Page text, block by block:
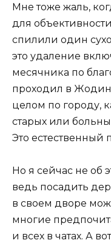
Мне тоже жаль,
для
спилили один
это удаление
месячника по
проходил в
целом по городу,
старых или
Это естественный
Но я сейчас не об
ведь посадить
в своем дворе
многие
и всех в чатах. А